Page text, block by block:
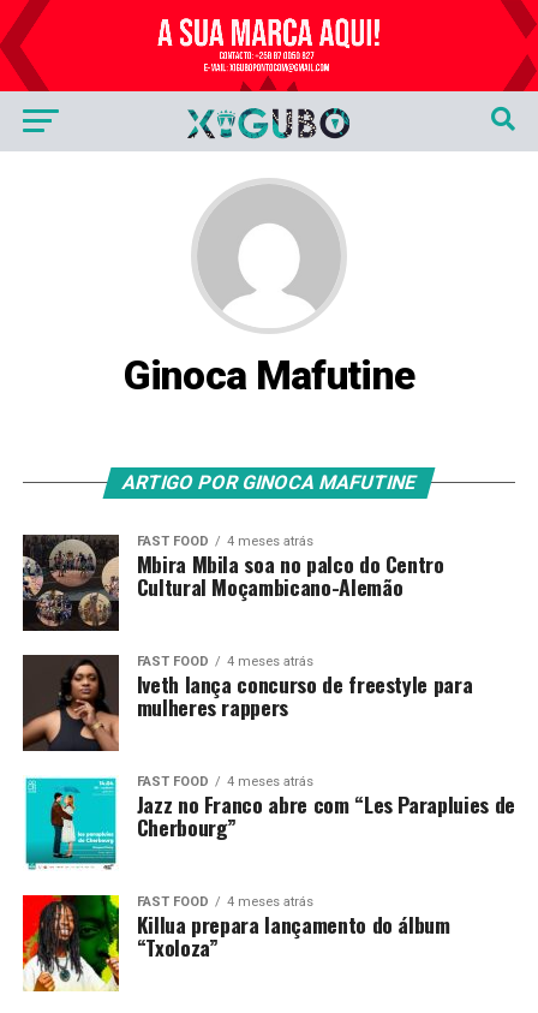
Publicidade
Ginoca Mafutine
ARTIGO POR GINOCA MAFUTINE
FAST FOOD 4 meses atrás
Mbira Mbila soa no palco do Centro
Cultural Moçambicano-Alemão
FAST FOOD 4 meses atrás
Iveth lança concurso de freestyle para
mulheres rappers
FAST FOOD 4 meses atrás
Jazz no Franco abre com “Les Parapluies de
Cherbourg”
FAST FOOD 4 meses atrás
Killua prepara lançamento do álbum
“Txoloza”